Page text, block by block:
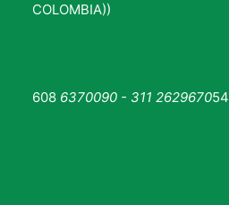
COLOMBIA))
608 6370090 - 311 262967054